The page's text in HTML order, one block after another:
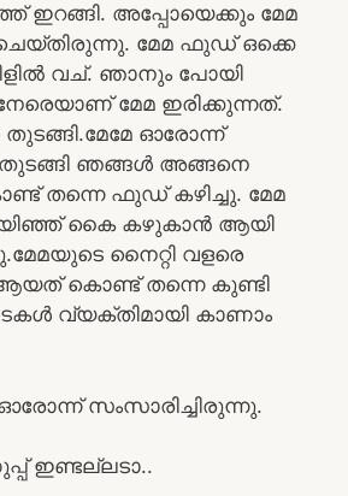
ഇറങ്ങി. അപ്പോയെക്കും മേമ
മേമ ഫുഡ്‌ ഒക്കെ
വച്. ഞാനും പോയി
മേമ ഇരിക്കുന്നത്.
ഓരോന്ന്
തുടങ്ങി ഞങ്ങൾ അങ്ങനെ
തന്നെ ഫുഡ്‌ കഴിച്ചു. മേമ
കൈ കഴുകാൻ ആയി
നൈറ്റി വളരെ
കൊണ്ട് തന്നെ കുണ്ടി
വ്യക്തിമായി കാണാം
സംസാരിച്ചിരുന്നു.
ഇണ്ടല്ലടാ..